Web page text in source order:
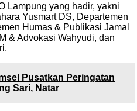
Lampung yang hadir, yakni
Yusmart DS, Departemen
Humas & Publikasi Jamal
& Advokasi Wahyudi, dan
Pusatkan Peringatan
Sari, Natar